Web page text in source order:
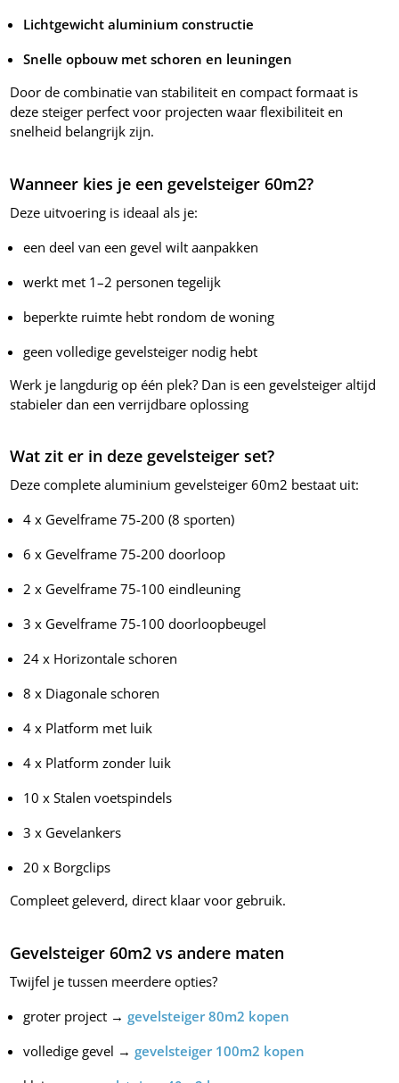
Lichtgewicht aluminium constructie
Snelle opbouw met schoren en leuningen
Door de combinatie van stabiliteit en compact formaat is
deze steiger perfect voor projecten waar flexibiliteit en
snelheid belangrijk zijn.
Wanneer kies je een gevelsteiger 60m2?
Deze uitvoering is ideaal als je:
een deel van een gevel wilt aanpakken
werkt met 1–2 personen tegelijk
beperkte ruimte hebt rondom de woning
geen volledige gevelsteiger nodig hebt
Werk je langdurig op één plek? Dan is een gevelsteiger altijd
stabieler dan een verrijdbare oplossing
Wat zit er in deze gevelsteiger set?
Deze complete aluminium gevelsteiger 60m2 bestaat uit:
4 x Gevelframe 75-200 (8 sporten)
6 x Gevelframe 75-200 doorloop
2 x Gevelframe 75-100 eindleuning
3 x Gevelframe 75-100 doorloopbeugel
24 x Horizontale schoren
8 x Diagonale schoren
4 x Platform met luik
4 x Platform zonder luik
10 x Stalen voetspindels
3 x Gevelankers
20 x Borgclips
Compleet geleverd, direct klaar voor gebruik.
Gevelsteiger 60m2 vs andere maten
Twijfel je tussen meerdere opties?
groter project →gevelsteiger 80m2 kopen
volledige gevel →gevelsteiger 100m2 kopen